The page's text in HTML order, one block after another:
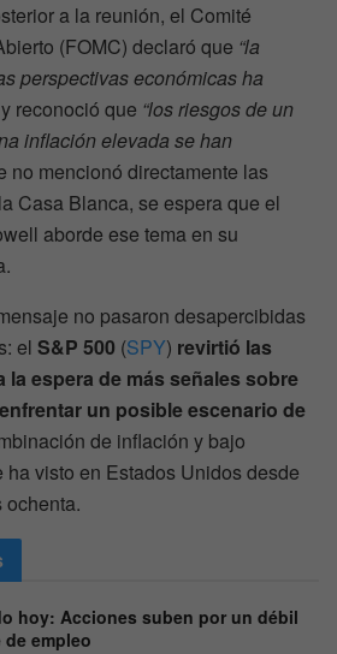
a la reunión, el Comité
(FOMC) declaró que “la
perspectivas económicas ha
reconoció que “los riesgos de un
inflación elevada se han
no mencionó directamente las
Casa Blanca, se espera que el
aborde ese tema en su
no pasaron desapercibidas
el S&P 500 (SPY) revirtió las
la espera de más señales sobre
un posible escenario de
de inflación y bajo
visto en Estados Unidos desde
hoy: Acciones suben por un débil
de empleo